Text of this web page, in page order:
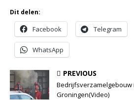
Dit delen:
Facebook Telegram
WhatsApp
PREVIOUS
Bedrijfsverzamelgebouw
Groningen(Video)